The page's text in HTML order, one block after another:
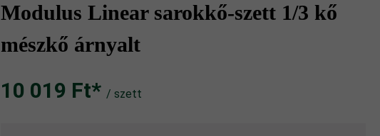
Modulus Linear sarokkő-szett 1/3 kő
mészkő árnyalt
10 019 Ft‎‎‎*/ szett